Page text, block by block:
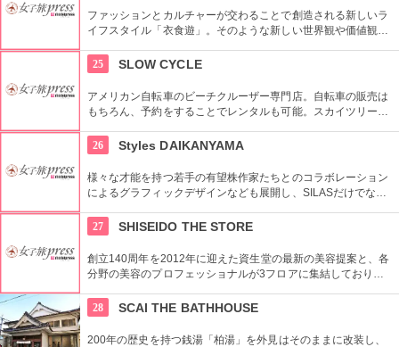
ファッションとカルチャーが交わることで創造される新しいラ
イフスタイル「衣食遊」。そのような新しい世界観や価値観を
ど幅広い商品を扱っている。
25 SLOW CYCLE
アメリカン自転車のビーチクルーザー専門店。自転車の販売は
もちろん、予約をすることでレンタルも可能。スカイツリーや
フェをオープンし、注目を集めている。
26 Styles DAIKANYAMA
様々な才能を持つ若手の有望株作家たちとのコラボレーション
によるグラフィックデザインなども展開し、SILASだけでな
27
SHISEIDO THE STORE
創立140周年を2012年に迎えた資生堂の最新の美容提案と、各
分野の美容のプロフェッショナルが3フロアに集結しており、
ベントなどのイベントをしているのでチェックしよう。
28 SCAI THE BATHHOUSE
200年の歴史を持つ銭湯「柏湯」を外見はそのままに改装し、